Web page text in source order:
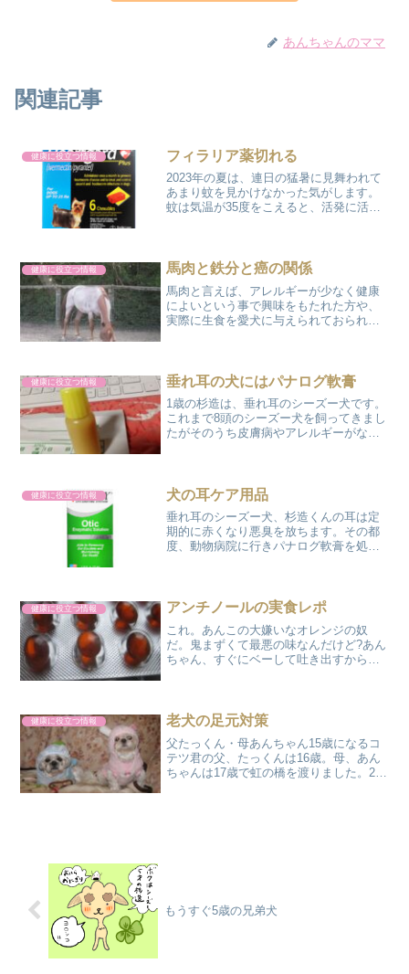
あんちゃんのママ
関連記事
健康に役立つ情報 フィラリア薬切れる
2023年の夏は、連日の猛暑に見舞われて
あまり蚊を見かけなかった気がします。
蚊は気温が35度をこえると、活発に活動
のかなと思っ...
健康に役立つ情報 馬肉と鉄分と癌の関係
馬肉と言えば、アレルギーが少なく健康
によいという事で興味をもたれた方や、
実際に生食を愛犬に与えられておられる
心して与えられる数少な...
健康に役立つ情報 垂れ耳の犬にはパナログ軟膏
1歳の杉造は、垂れ耳のシーズー犬です。
これまで8頭のシーズー犬を飼ってきまし
たがそのうち皮膚病やアレルギーがなか
に頻繁に,耳が臭く...
健康に役立つ情報 犬の耳ケア用品
垂れ耳のシーズー犬、杉造くんの耳は定
期的に赤くなり悪臭を放ちます。その都
度、動物病院に行きパナログ軟膏を処方
たいと思います。なぜ耳の...
健康に役立つ情報 アンチノールの実食レポ
これ。あんこの大嫌いなオレンジの奴
だ。鬼まずくて最悪の味なんだけど?あん
ちゃん、すぐにベーして吐き出すからマ
は!口の中でオレンジ油が...
健康に役立つ情報 老犬の足元対策
父たっくん・母あんちゃん15歳になるコ
テツ君の父、たっくんは16歳。母、あん
ちゃんは17歳で虹の橋を渡りました。2頭
もうすぐ5歳の兄弟犬